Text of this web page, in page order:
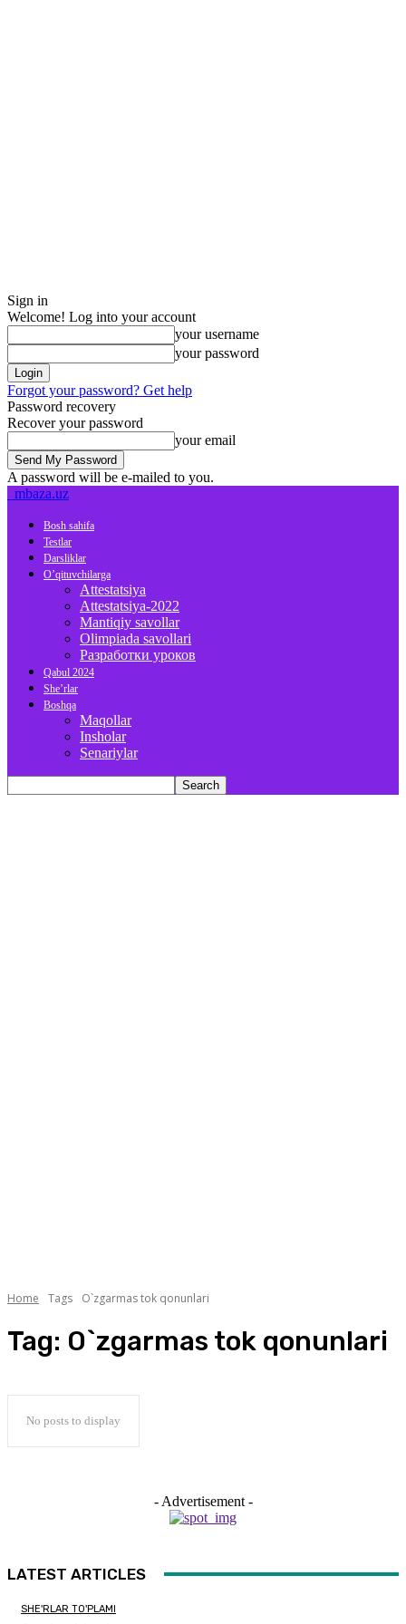
Sign in
Welcome! Log into your account
your username
your password
Forgot your password? Get help
Password recovery
Recover your password
your email
A password will be e-mailed to you.
mbaza.uz
Bosh sahifa
Testlar
Darsliklar
O’qituvchilarga
Attestatsiya
Attestatsiya-2022
Mantiqiy savollar
Olimpiada savollari
Разработки уроков
Qabul 2024
She’rlar
Boshqa
Maqollar
Insholar
Senariylar
Home Tags O`zgarmas tok qonunlari
Tag: O`zgarmas tok qonunlari
No posts to display
- Advertisement -
LATEST ARTICLES
SHE'RLAR TO'PLAMI